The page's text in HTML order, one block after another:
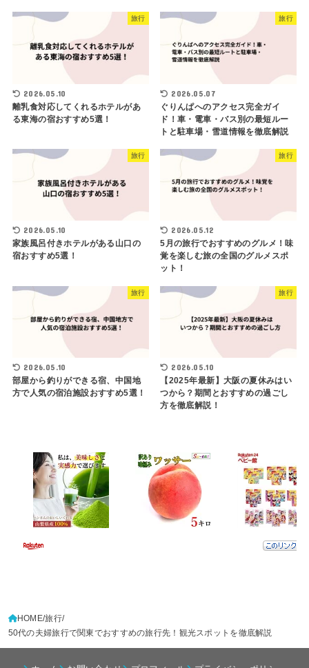
旅行
2026.05.10
離乳食対応してくれるホテルがあ
る東海の宿おすすめ5選！
旅行
2026.05.07
ぐりんぱへのアクセス完全ガイ
ド！車・電車・バス別の最短ルー
トと駐車場・雪道情報を徹底解説
旅行
2026.05.10
家族風呂付きホテルがある山口の
宿おすすめ5選！
旅行
2026.05.12
5月の旅行でおすすめのグルメ！味
覚を楽しむ旅の全国のグルメスポ
ット！
旅行
2026.05.10
部屋から釣りができる宿、中国地
方で人気の宿泊施設おすすめ5選！
旅行
2026.05.10
【2025年最新】大阪の夏休みはい
つから？期間とおすすめの過ごし
方を徹底解説！
HOME 旅行
50代の夫婦旅行で関東でおすすめの旅行先！観光スポットを徹底解説